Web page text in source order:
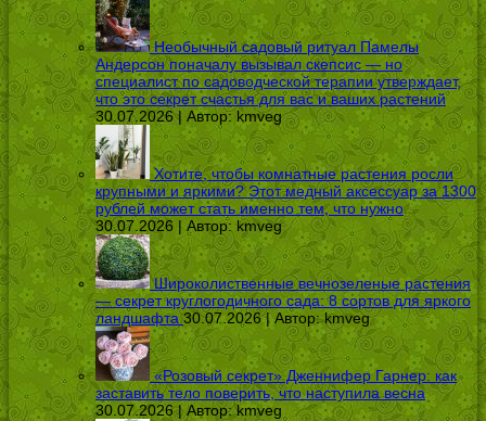
Необычный садовый ритуал Памелы
Андерсон поначалу вызывал скепсис — но
специалист по садоводческой терапии утверждает,
что это секрет счастья для вас и ваших растений
30.07.2026 | Автор: kmveg
Хотите, чтобы комнатные растения росли
крупными и яркими? Этот медный аксессуар за 1300
рублей может стать именно тем, что нужно
30.07.2026 | Автор: kmveg
Широколиственные вечнозеленые растения
— секрет круглогодичного сада: 8 сортов для яркого
ландшафта 30.07.2026 | Автор:kmveg
«Розовый секрет» Дженнифер Гарнер: как
заставить тело поверить, что наступила весна
30.07.2026 | Автор:kmveg